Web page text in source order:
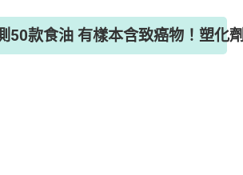
50款食油 有樣本含致癌物！塑化